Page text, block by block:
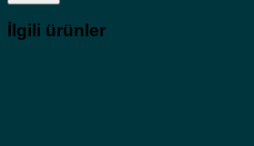
İlgili ürünler